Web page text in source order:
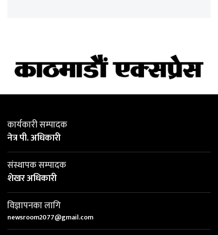
कार्यकारी सम्पादक
नेत्र पी. अधिकारी
संस्थापक सम्पादक
शेखर अधिकारी
विज्ञापनका लागि
newsroom2077@gmail.com